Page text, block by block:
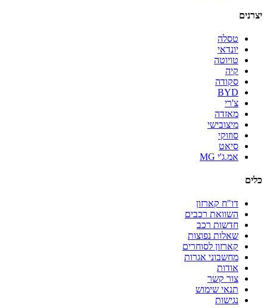
יצרנים
טסלה
יונדאי
טויוטה
קיה
סקודה
BYD
צ'רי
מאזדה
מיצובישי
סוזוקי
סיאט
אמ.ג'י MG
כלים
דו"ח קארזון
השוואת רכבים
חדשות רכב
שאלות נפוצות
קארזון לסוחרים
מחשבוני אגרות
אודות
צור קשר
תנאי שימוש
נגישות